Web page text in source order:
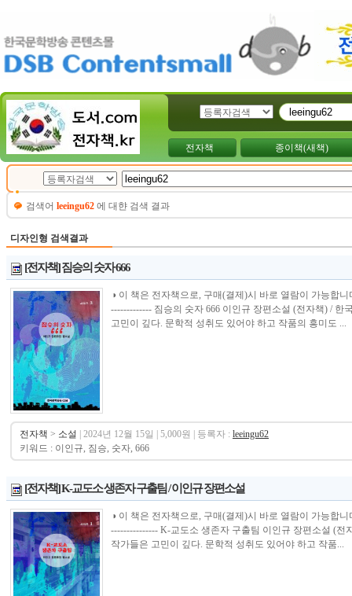
전자책 종이책(새책)
검색어 leeingu62 에 대햔 검색 결과
디자인형 검색결과
[전자책] 짐승의 숫자 666
◑ 이 책은 전자책으로, 구매(결제)시 바로 열람이 가능합
------------- 짐승의 숫자 666 이인규 장편소설 (전자책) /
고민이 깊다. 문학적 성취도 있어야 하고 작품의 흥미도 ...
전자책 > 소설 | 2024년 12월 15일 | 5,000원 | 등록자 : leeingu62
키워드 : 이인규, 짐승, 숫자, 666
[전자책] K-교도소 생존자 구출팀 / 이인규 장편소설
◑ 이 책은 전자책으로, 구매(결제)시 바로 열람이 가능합
--------------- K-교도소 생존자 구출팀 이인규 장편소설 (
작가들은 고민이 깊다. 문학적 성취도 있어야 하고 작품...